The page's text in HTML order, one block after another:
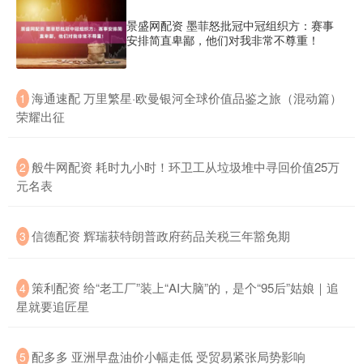
景盛网配资 墨菲怒批冠中冠组织方：赛事
安排简直卑鄙，他们对我非常不尊重！
1 ​海通速配 万里繁星·欧曼银河全球价值品鉴之旅（混动篇）
荣耀出征
2 ​般牛网配资 耗时九小时！环卫工从垃圾堆中寻回价值25万
元名表
3 ​信德配资 辉瑞获特朗普政府药品关税三年豁免期
4 ​策利配资 给“老工厂”装上“AI大脑”的，是个“95后”姑娘｜追
星就要追匠星
5 ​配多多 亚洲早盘油价小幅走低 受贸易紧张局势影响